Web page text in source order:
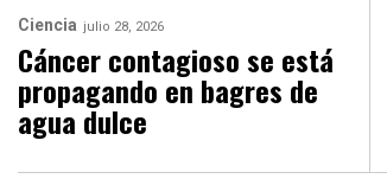
Ciencia julio 28, 2026
Cáncer contagioso se está
propagando en bagres de
agua dulce